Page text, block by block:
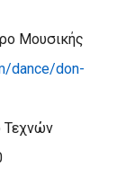
Μουσικής
dance/don-
Τεχνών